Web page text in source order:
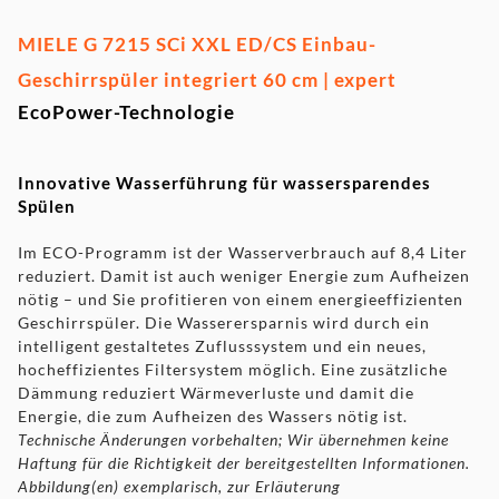
MIELE G 7215 SCi XXL ED/CS Einbau-
Geschirrspüler integriert 60 cm | expert
EcoPower-Technologie
Innovative Wasserführung für wassersparendes
Spülen
Im ECO-Programm ist der Wasserverbrauch auf 8,4 Liter
reduziert. Damit ist auch weniger Energie zum Aufheizen
nötig – und Sie profitieren von einem energieeffizienten
Geschirrspüler. Die Wasserersparnis wird durch ein
intelligent gestaltetes Zuflusssystem und ein neues,
hocheffizientes Filtersystem möglich. Eine zusätzliche
Dämmung reduziert Wärmeverluste und damit die
Energie, die zum Aufheizen des Wassers nötig ist.
Technische Änderungen vorbehalten; Wir übernehmen keine
Haftung für die Richtigkeit der bereitgestellten Informationen.
Abbildung(en) exemplarisch, zur Erläuterung